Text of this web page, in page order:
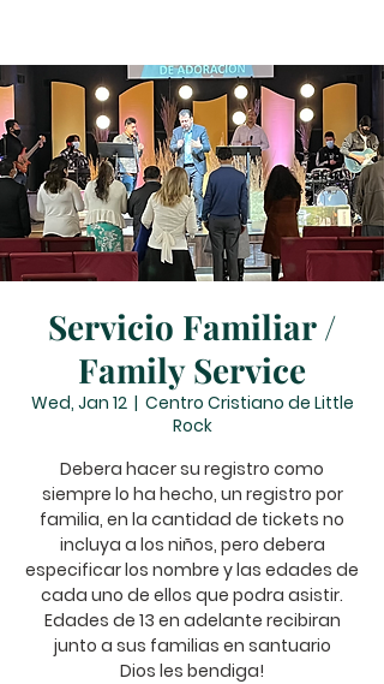
Servicio Familiar /
Family Service
Wed, Jan 12
  |
Centro Cristiano de Little
Rock
Debera hacer su registro como
siempre lo ha hecho, un registro por
familia, en la cantidad de tickets no
incluya a los niños, pero debera
especificar los nombre y las edades de
cada uno de ellos que podra asistir.
Edades de 13 en adelante recibiran
junto a sus familias en santuario
Dios les bendiga!